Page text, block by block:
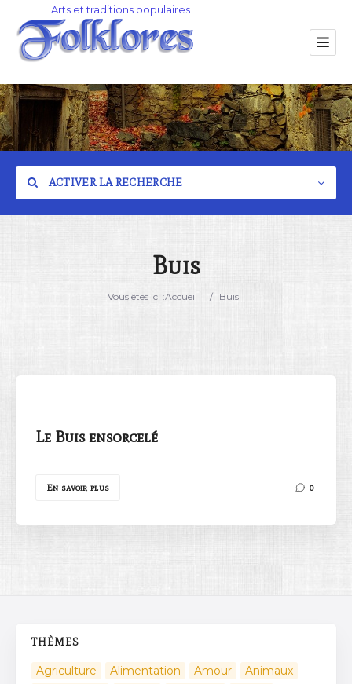
ACTIVER LA RECHERCHE
Buis
Vous êtes ici :Accueil / Buis
Le Buis ensorcelé
En savoir plus 0
THÈMES
Agriculture Alimentation Amour
Animaux